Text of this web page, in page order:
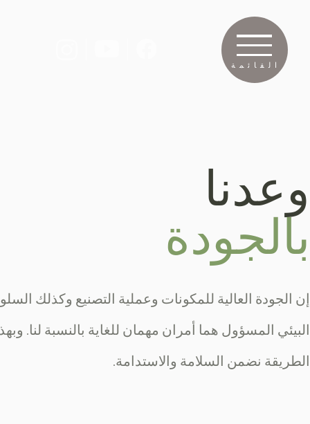
القائمة
وعدنا
بالجودة
إن الجودة العالية للمكونات وعملية التصنيع وكذلك
البيئي المسؤول هما أمران مهمان للغاية بالنسبة لنا.
الطريقة نضمن السلامة والاستدامة.